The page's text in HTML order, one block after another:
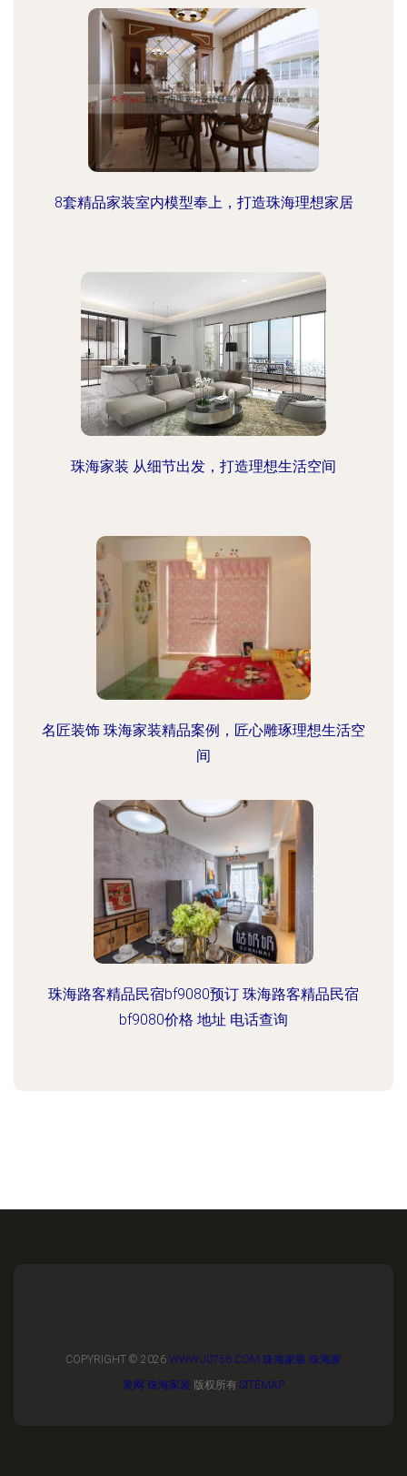
8套精品家装室内模型奉上，打造珠海理想家居
珠海家装 从细节出发，打造理想生活空间
名匠装饰 珠海家装精品案例，匠心雕琢理想生活空
间
珠海路客精品民宿bf9080预订 珠海路客精品民宿
bf9080价格 地址 电话查询
COPYRIGHT © 2026 WWW.J0756.COM 珠海家装 珠海家
装网 珠海家装 版权所有 SITEMAP